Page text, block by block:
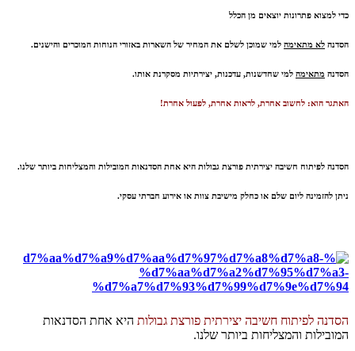
כדי למצוא פתרונות יוצאים מן הכלל
הסדנה לא מתאימה למי שמוכן לשלם את המחיר של השארות באזורי הנוחות המוכרים והישנים.
הסדנה מתאימה למי שחדשנות, עדכנות, יצירתיות מסקרנת אותו.
האתגר הוא: לחשוב אחרת, לראות אחרת, לפעול אחרת!
הסדנה לפיתוח חשיבה יצירתית פורצת גבולות היא אחת הסדנאות המובילות והמצליחות ביותר שלנו.
ניתן להזמינה ליום שלם או כחלק מישיבת צוות או אירוע חברתי עסקי.
הסדנה לפיתוח חשיבה יצירתית פורצת גבולות היא אחת הסדנאות
המובילות והמצליחות ביותר שלנו.